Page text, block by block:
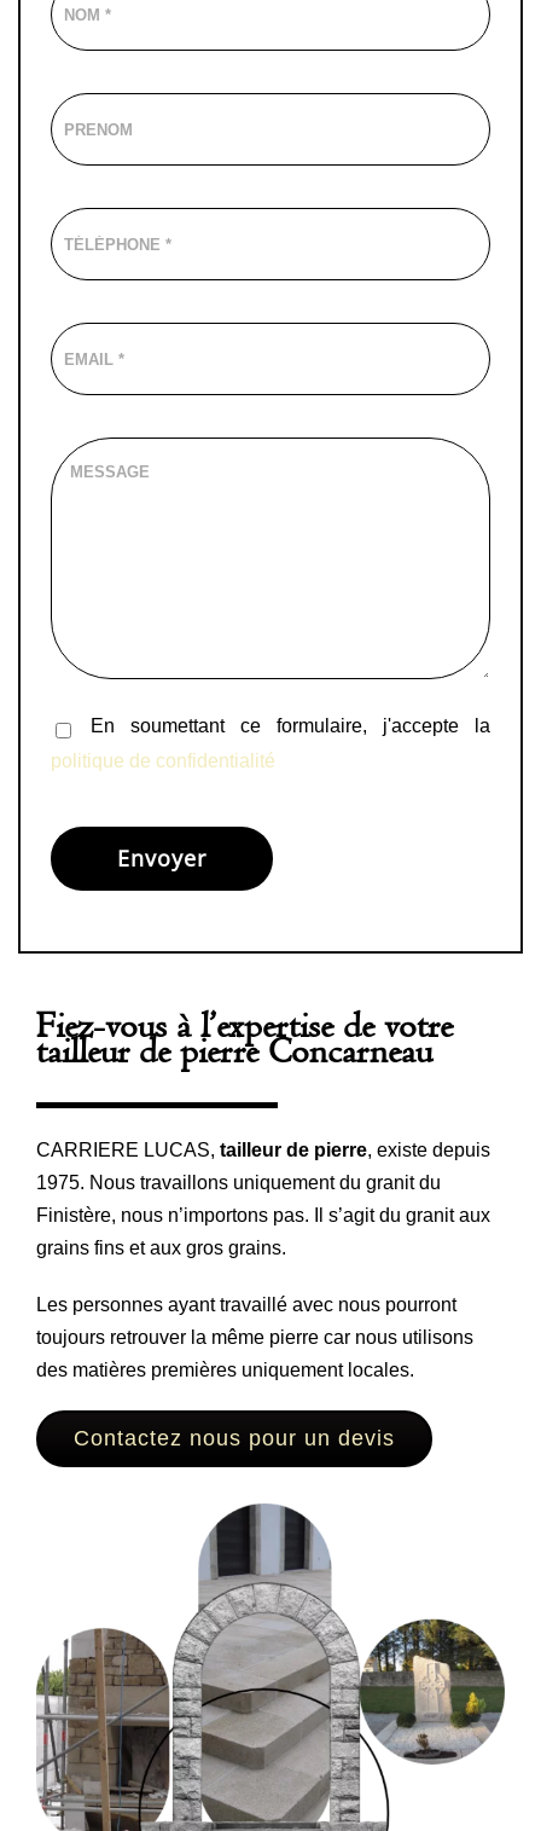
En soumettant ce formulaire, j'accepte la
politique de confidentialité
Fiez-vous à l’expertise de votre
tailleur de pierre Concarneau
CARRIERE LUCAS, tailleur de pierre, existe depuis
1975. Nous travaillons uniquement du granit du
Finistère, nous n’importons pas. Il s’agit du granit aux
grains fins et aux gros grains.
Les personnes ayant travaillé avec nous pourront
toujours retrouver la même pierre car nous utilisons
des matières premières uniquement locales.
Contactez nous pour un devis